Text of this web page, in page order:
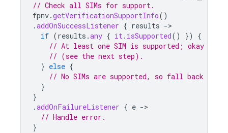
// Check all SIMs for support.
fpnv.getVerificationSupportInfo()
.addOnSuccessListener { results -
if (results .any { it. isSupported() })
{
// At least one SIM is supported; okay to
// (see the next step).
} else {
// No SIMs are supported, so fall back to
}
}
.addOnFailureListener { e -
// Handle error.
}